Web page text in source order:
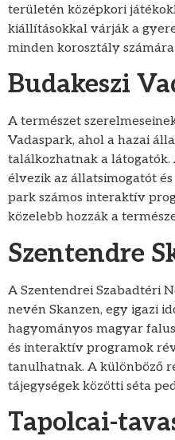
területén középkori
kiállításokkal várják a
minden korosztály
Budakeszi
A természet
Vadaspark, ahol a hazai
találkozhatnak a
élvezik az állatsimogatót
park számos interaktív
közelebb hozzák a
Szentendre
A Szentendrei Szabadtéri
nevén Skanzen, egy igazi
hagyományos magyar
és interaktív programok
tanulhatnak. A különböző
tájegységek közötti séta
Tapolcai-